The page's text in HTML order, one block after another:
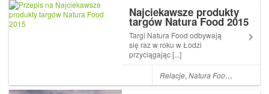
wiedzą, że mam prawo
czerpać z życia wielkimi
garści...
Najciekawsze produkty
targów Natura Food 2015
Targi Natura Food odbywają
się raz w roku w Łodzi
przyciągając [...]
Relacje,Natura Food ,